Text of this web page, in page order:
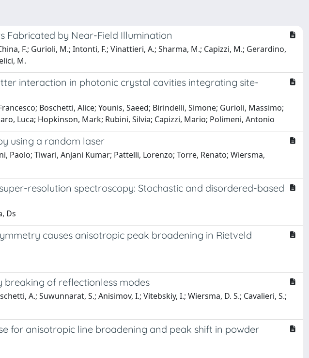
Fabricated by Near-Field Illumination
F.; Gurioli, M.; Intonti, F.; Vinattieri, A.; Sharma, M.; Capizzi, M.; Gerardino,
M.
interaction in photonic crystal cavities integrating site-
Boschetti, Alice; Younis, Saeed; Birindelli, Simone; Gurioli, Massimo;
Luca; Hopkinson, Mark; Rubini, Silvia; Capizzi, Mario; Polimeni, Antonio
using a random laser
Paolo; Tiwari, Anjani Kumar; Pattelli, Lorenzo; Torre, Renato; Wiersma,
resolution spectroscopy: Stochastic and disordered-based
Ds
causes anisotropic peak broadening in Rietveld
of reflectionless modes
A.; Suwunnarat, S.; Anisimov, I.; Vitebskiy, I.; Wiersma, D. S.; Cavalieri, S.;
for anisotropic line broadening and peak shift in powder